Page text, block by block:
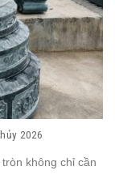
2026
không chỉ cần